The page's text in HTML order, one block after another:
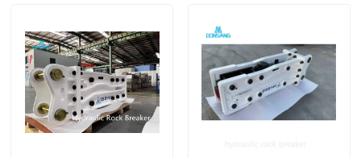
পণ্য
VR প্রদর্শন